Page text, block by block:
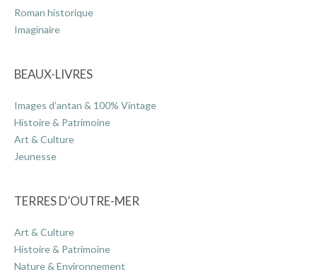
Roman historique
Imaginaire
BEAUX-LIVRES
Images d’antan & 100% Vintage
Histoire & Patrimoine
Art & Culture
Jeunesse
TERRES D’OUTRE-MER
Art & Culture
Histoire & Patrimoine
Nature & Environnement